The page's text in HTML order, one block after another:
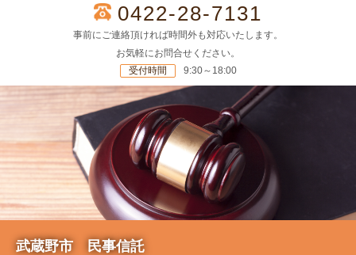
0422-28-7131
事前にご連絡頂ければ時間外も対応いたします。
お気軽にお問合せください。
受付時間
9:30～18:00
武蔵野市 民事信託